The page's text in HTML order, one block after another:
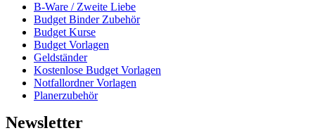
B-Ware / Zweite Liebe
Budget Binder Zubehör
Budget Kurse
Budget Vorlagen
Geldständer
Kostenlose Budget Vorlagen
Notfallordner Vorlagen
Planerzubehör
Newsletter